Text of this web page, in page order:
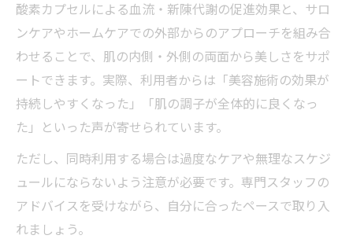
酸素カプセルによる血流・新陳代謝の促進効果と、サロ
ンケアやホームケアでの外部からのアプローチを組み合
わせることで、肌の内側・外側の両面から美しさをサポ
ートできます。実際、利用者からは「美容施術の効果が
持続しやすくなった」「肌の調子が全体的に良くなっ
た」といった声が寄せられています。
ただし、同時利用する場合は過度なケアや無理なスケジ
ュールにならないよう注意が必要です。専門スタッフの
アドバイスを受けながら、自分に合ったペースで取り入
れましょう。